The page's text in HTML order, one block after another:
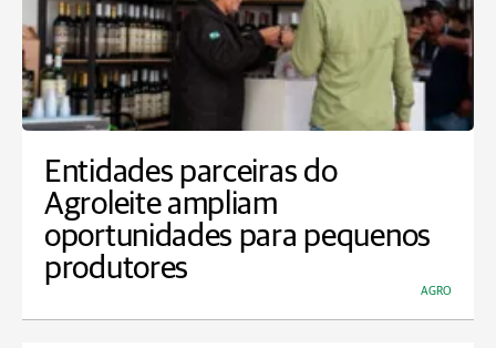
Entidades parceiras do
Agroleite ampliam
oportunidades para pequenos
produtores
AGRO